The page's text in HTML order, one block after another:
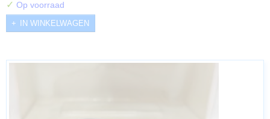
✓ Op voorraad
IN WINKELWAGEN